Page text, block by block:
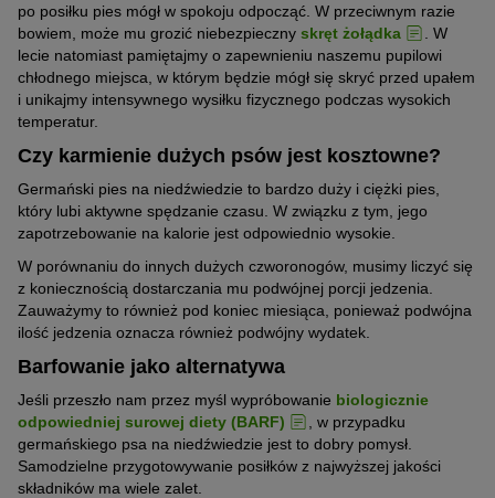
po posiłku pies mógł w spokoju odpocząć. W przeciwnym razie
bowiem, może mu grozić niebezpieczny skręt żołądka
. W
lecie natomiast pamiętajmy o zapewnieniu naszemu pupilowi
chłodnego miejsca, w którym będzie mógł się skryć przed upałem
i unikajmy intensywnego wysiłku fizycznego podczas wysokich
temperatur.
Czy karmienie dużych psów jest kosztowne?
Germański pies na niedźwiedzie to bardzo duży i ciężki pies,
który lubi aktywne spędzanie czasu. W związku z tym, jego
zapotrzebowanie na kalorie jest odpowiednio wysokie.
W porównaniu do innych dużych czworonogów, musimy liczyć się
z koniecznością dostarczania mu podwójnej porcji jedzenia.
Zauważymy to również pod koniec miesiąca, ponieważ podwójna
ilość jedzenia oznacza również podwójny wydatek.
Barfowanie jako alternatywa
Jeśli przeszło nam przez myśl wypróbowanie biologicznie
odpowiedniej surowej diety (BARF)
, w przypadku
germańskiego psa na niedźwiedzie jest to dobry pomysł.
Samodzielne przygotowywanie posiłków z najwyższej jakości
składników ma wiele zalet.